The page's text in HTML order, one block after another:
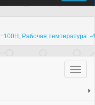
Рабочая температура: -